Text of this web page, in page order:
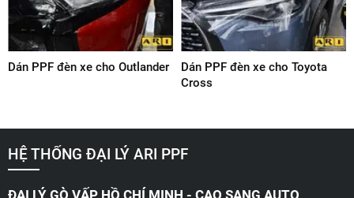
Dán PPF đèn xe cho Outlander
Dán PPF đèn xe cho Toyota
Cross
HỆ THỐNG ĐẠI LÝ ARI PPF